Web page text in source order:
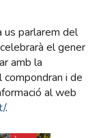
us parlarem del
el gener
amb la
i de
al web
.